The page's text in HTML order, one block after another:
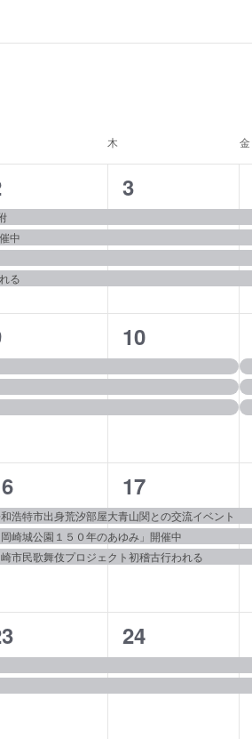
木 金
中
る
,
4
イ
ベ
ン
ト,
3
,
3
イ
ベ
ト,
10
,
浩特市出身荒汐部屋大青山関との交流イベント
岡崎城公園１５０年のあゆみ」開催中
市民歌舞伎プロジェクト初稽古行われる
3
イ
ベ
ト,
17
2
イ
ベ
24